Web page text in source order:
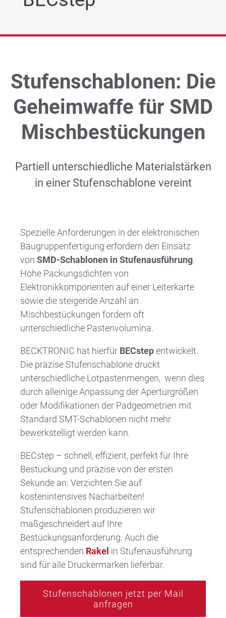
Technik Blog
DE | EN FR
Stufenschablonen: Die
Geheimwaffe für SMD
Mischbestückungen
Partiell unterschiedliche Materialstärken
in einer Stufenschablone vereint
Spezielle Anforderungen in der elektronischen
Baugruppenfertigung erfordern den Einsatz
von SMD-Schablonen in Stufenausführung.
Hohe Packungsdichten von
Elektronikkomponenten auf einer Leiterkarte
sowie die steigende Anzahl an
Mischbestückungen fordern oft
unterschiedliche Pastenvolumina.
BECKTRONIC hat hierfür BECstepentwickelt.
Die präzise Stufenschablone druckt
unterschiedliche Lotpastenmengen, wenn dies
durch alleinige Anpassung der Aperturgrößen
oder Modifikationen der Padgeometrien mit
Standard SMT-Schablonen nicht mehr
bewerkstelligt werden kann.
BECstep – schnell, effizient, perfekt für Ihre
Bestückung und präzise von der ersten
Sekunde an: Verzichten Sie auf
kostenintensives Nacharbeiten!
Stufenschablonen produzieren wir
maßgeschneidert auf Ihre
Bestückungsanforderung. Auch die
entsprechenden Rakel in Stufenausführung
sind für alle Druckermarken lieferbar.
Stufenschablonen jetzt per Mail
anfragen